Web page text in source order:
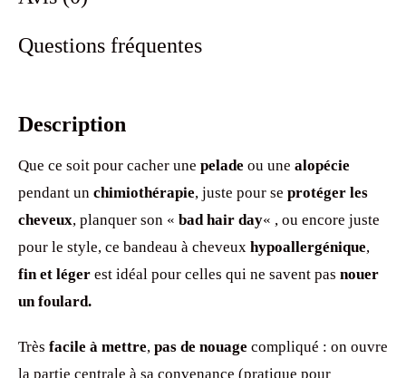
Questions fréquentes
Description
Que ce soit pour cacher une pelade ou une alopécie
pendant un chimiothérapie, juste pour se protéger les
cheveux, planquer son « bad hair day« , ou encore juste
pour le style, ce bandeau à cheveux hypoallergénique,
fin et léger est idéal pour celles qui ne savent pas nouer
un foulard.
Très facile à mettre, pas de nouage compliqué : on ouvre
la partie centrale à sa convenance (pratique pour